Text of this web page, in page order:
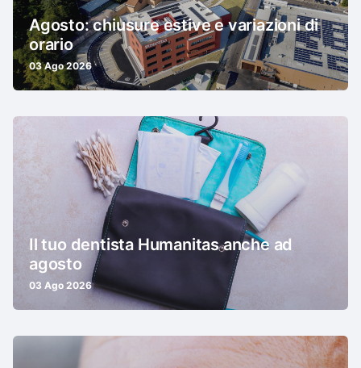
Agosto: chiusure estive e variazioni di
orario
03 Ago 2026
Il tuo dentista Humanitas anche ad
agosto
03 Ago 2026